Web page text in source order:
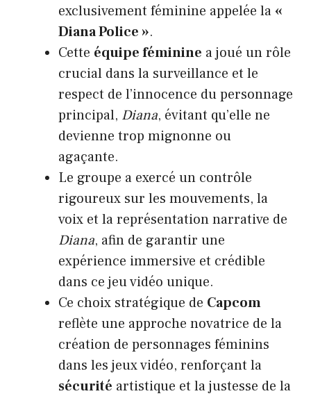
exclusivement féminine appelée la«
Diana Police ».
Cette équipe féminine a joué un rôle
crucial dans la surveillance et le
respect de l’innocence du personnage
principal, Diana, évitant qu’elle ne
devienne trop mignonne ou
agaçante.
Le groupe a exercé un contrôle
rigoureux sur les mouvements, la
voix et la représentation narrative de
Diana, afin de garantir une
expérience immersive et crédible
dans ce jeu vidéo unique.
Ce choix stratégique de Capcom
reflète une approche novatrice de la
création de personnages féminins
dans les jeux vidéo, renforçant la
sécurité artistique et la justesse de la